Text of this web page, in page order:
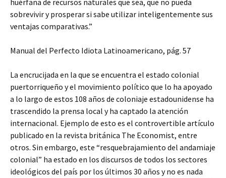
huérfana de recursos naturales que sea, que no pueda
sobrevivir y prosperar si sabe utilizar inteligentemente sus
ventajas comparativas.”
Manual del Perfecto Idiota Latinoamericano, pág. 57
La encrucijada en la que se encuentra el estado colonial
puertorriqueño y el movimiento político que lo ha apoyado
a lo largo de estos 108 años de coloniaje estadounidense ha
trascendido la prensa local y ha captado la atención
internacional. Ejemplo de esto es el controvertible artículo
publicado en la revista británica The Economist, entre
otros. Sin embargo, este “resquebrajamiento del andamiaje
colonial” ha estado en los discursos de todos los sectores
ideológicos del país por los últimos 30 años y no es nada